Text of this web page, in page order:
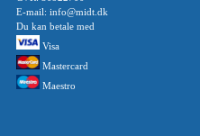
E-mail: info@midt.dk
Du kan betale med
Visa
Mastercard
Maestro